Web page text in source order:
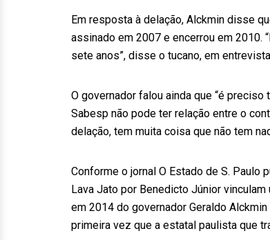
Em resposta à delação, Alckmin disse
assinado em 2007 e encerrou em 2010.
sete anos”, disse o tucano, em
O governador falou ainda que “é
Sabesp não pode ter relação entre o
delação, tem muita coisa que não tem
Conforme o jornal O Estado de S.
Lava Jato por Benedicto Júnior
em 2014 do governador Geraldo
primeira vez que a estatal paulista que